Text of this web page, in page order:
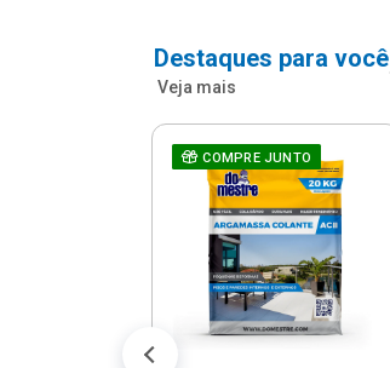
Destaques para você
Veja mais
COMPRE JUNTO